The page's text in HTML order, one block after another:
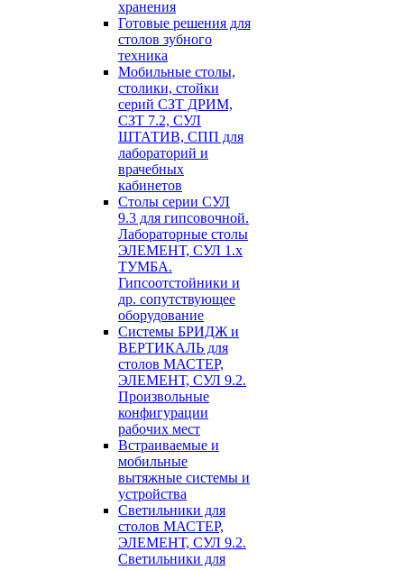
хранения
Готовые решения для
столов зубного
техника
Мобильные столы,
столики, стойки
серий СЗТ ДРИМ,
СЗТ 7.2, СУЛ
ШТАТИВ, СПП для
лабораторий и
врачебных
кабинетов
Столы серии СУЛ
9.3 для гипсовочной.
Лабораторные столы
ЭЛЕМЕНТ, СУЛ 1.х
ТУМБА.
Гипсоотстойники и
др. сопутствующее
оборудование
Системы БРИДЖ и
ВЕРТИКАЛЬ для
столов МАСТЕР,
ЭЛЕМЕНТ, СУЛ 9.2.
Произвольные
конфигурации
рабочих мест
Встраиваемые и
мобильные
вытяжные системы и
устройства
Светильники для
столов МАСТЕР,
ЭЛЕМЕНТ, СУЛ 9.2.
Светильники для